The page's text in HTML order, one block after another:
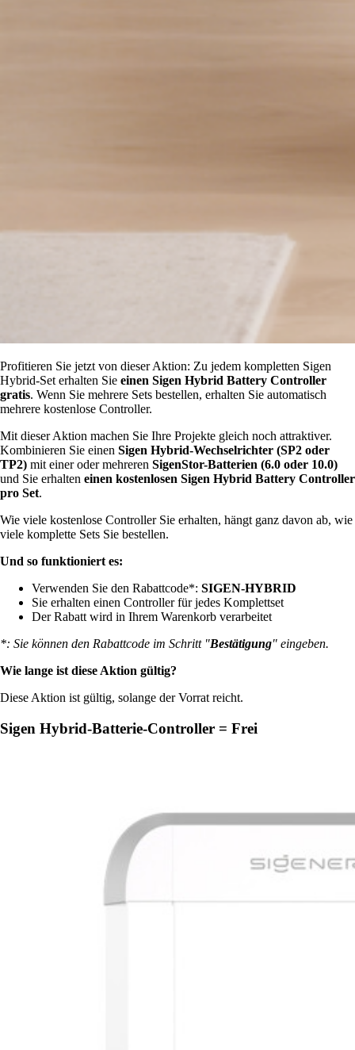
Profitieren Sie jetzt von dieser Aktion: Zu jedem kompletten Sigen
Hybrid-Set erhalten Sie einen Sigen Hybrid Battery Controller
gratis. Wenn Sie mehrere Sets bestellen, erhalten Sie automatisch
mehrere kostenlose Controller.
Mit dieser Aktion machen Sie Ihre Projekte gleich noch attraktiver.
Kombinieren Sie einen Sigen Hybrid-Wechselrichter (SP2 oder
TP2) mit einer oder mehreren SigenStor-Batterien (6.0 oder 10.0)
und Sie erhalten einen kostenlosen Sigen Hybrid Battery Controller
pro Set.
Wie viele kostenlose Controller Sie erhalten, hängt ganz davon ab, wie
viele komplette Sets Sie bestellen.
Und so funktioniert es:
Verwenden Sie den Rabattcode*: SIGEN-HYBRID
Sie erhalten einen Controller für jedes Komplettset
Der Rabatt wird in Ihrem Warenkorb verarbeitet
*: Sie können den Rabattcode im Schritt "Bestätigung" eingeben.
Wie lange ist diese Aktion gültig?
Diese Aktion ist gültig, solange der Vorrat reicht.
Sigen Hybrid-Batterie-Controller = Frei